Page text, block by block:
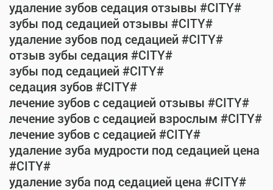
удаление зубов седация отзывы #CITY#
зубы под седацией отзывы #CITY#
удаление зубов под седацией #CITY#
отзыв зубы седация #CITY#
зубы под седацией #CITY#
седация зубов #CITY#
лечение зубов с седацией отзывы #CITY#
лечение зубов с седацией взрослым #CITY#
лечение зубов с седацией #CITY#
удаление зуба мудрости под седацией цена
#CITY#
удаление зуба под седацией цена #CITY#